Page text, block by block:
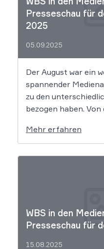
Presseschau für
2025
05.09.2025
Der August war ein
spannender
zu den
bezogen haben.
bekannten Spezi-
markenrechtlichen
in der
Mehr erfahren
WBS in den
Presseschau für
15.08.2025